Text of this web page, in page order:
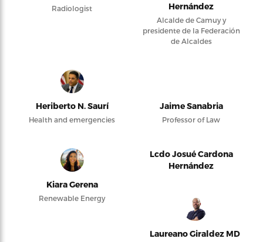
Radiologist
Hernández
Alcalde de Camuy y
presidente de la Federación
de Alcaldes
Heriberto N. Saurí
Health and emergencies
Jaime Sanabria
Professor of Law
Kiara Gerena
Renewable Energy
Lcdo Josué Cardona
Hernández
Laureano Giraldez MD